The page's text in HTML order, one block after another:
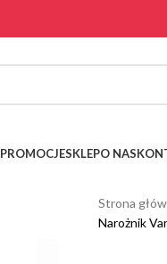
PROMOCJESKLEPO NAS
Strona
Narożnik